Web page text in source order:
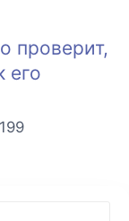
проверит,
его
199